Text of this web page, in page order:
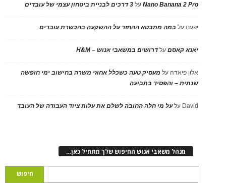
Nano Banana 2 Proעל 3 דרכים לבניית ביטחון עצמי של עובדים
יפעתעל במה מתבטא ההחזר על ההשקעה בהכשרת עובדים
יאנא קאסםעלדרושים במשאבי אנוש – H&M
אלון פיאדה על מעסיק טעה כשכלל אחוזי משרה בחישוב ימי חופשה
שנתית – והפסיד בתביעה
David עלעל מי חלה החובה לשלם את עלות ציוד העבודה של העובד
מנהל משאבי אנוש החיפוש שלך מתחיל כאן…